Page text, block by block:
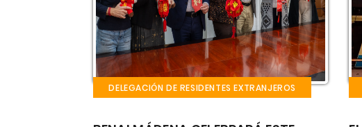
DELEGACIÓN DE RESIDENTES EXTRANJEROS